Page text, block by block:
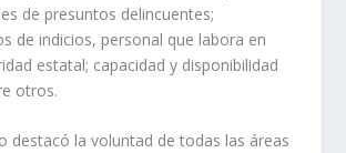
de presuntos delincuentes;
de indicios, personal que labora en
estatal; capacidad y disponibilidad
otros.
destacó la voluntad de todas las áreas